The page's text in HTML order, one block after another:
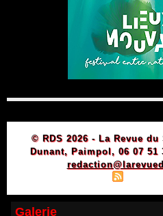
© RDS 2026 - La Revue
Dunant, Paimpol, 06 07 51
Galerie